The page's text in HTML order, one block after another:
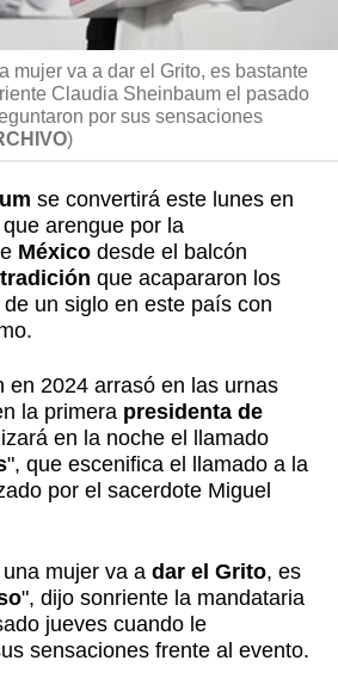
mujer va a dar el Grito, es bastante
Claudia Sheinbaum el pasado
por sus sensaciones
)
se convertirá este lunes en
que arengue por la
México desde el balcón
tradición que acapararon los
un siglo en este país con
en 2024 arrasó en las urnas
la primera presidenta de
en la noche el llamado
", que escenifica el llamado a la
por el sacerdote Miguel
una mujer va a dar el Grito, es
", dijo sonriente la mandataria
jueves cuando le
sensaciones frente al evento.